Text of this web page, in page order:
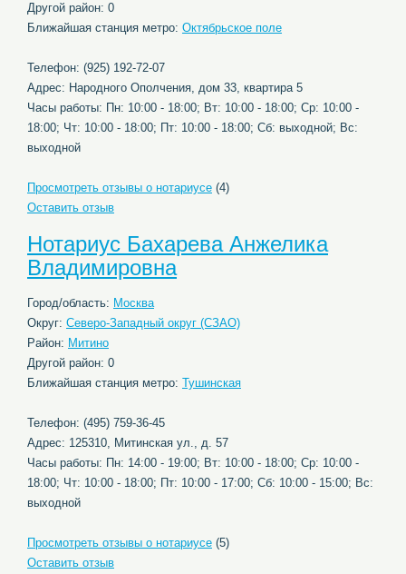
Другой район: 0
Ближайшая станция метро: Октябрьское поле
Телефон: (925) 192-72-07
Адрес: Народного Ополчения, дом 33, квартира 5
Часы работы: Пн: 10:00 - 18:00; Вт: 10:00 - 18:00; Ср: 10:00 -
18:00; Чт: 10:00 - 18:00; Пт: 10:00 - 18:00; Сб: выходной; Вс:
выходной
Просмотреть отзывы о нотариусе (4)
Оставить отзыв
Нотариус Бахарева Анжелика
Владимировна
Город/область: Москва
Округ: Северо-Западный округ (СЗАО)
Район: Митино
Другой район: 0
Ближайшая станция метро: Тушинская
Телефон: (495) 759-36-45
Адрес: 125310, Митинская ул., д. 57
Часы работы: Пн: 14:00 - 19:00; Вт: 10:00 - 18:00; Ср: 10:00 -
18:00; Чт: 10:00 - 18:00; Пт: 10:00 - 17:00; Сб: 10:00 - 15:00; Вс:
выходной
Просмотреть отзывы о нотариусе (5)
Оставить отзыв